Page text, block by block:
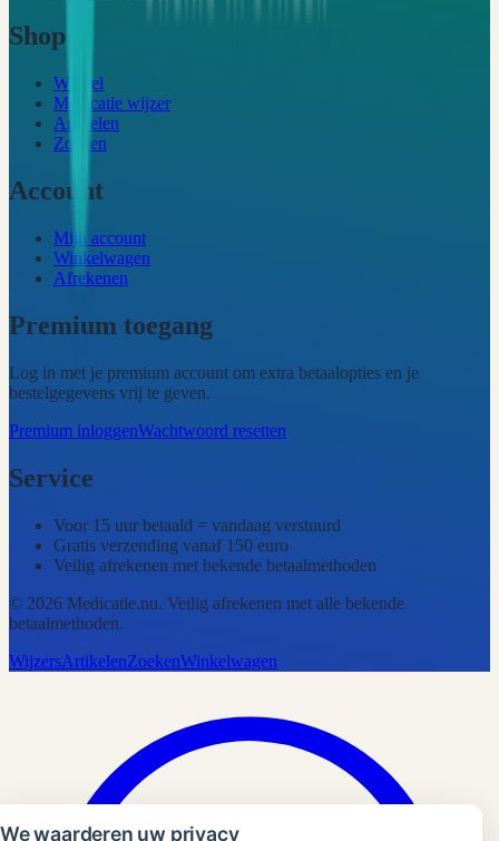
Shop
Winkel
Medicatie wijzer
Artikelen
Zoeken
Account
Mijn account
Winkelwagen
Afrekenen
Premium toegang
Log in met je premium account om extra betaalopties en je
bestelgegevens vrij te geven.
Premium inloggenWachtwoord resetten
Service
Voor 15 uur betaald = vandaag verstuurd
Gratis verzending vanaf 150 euro
Veilig afrekenen met bekende betaalmethoden
© 2026 Medicatie.nu. Veilig afrekenen met alle bekende
betaalmethoden.
WijzersArtikelenZoekenWinkelwagen
We waarderen uw privacy